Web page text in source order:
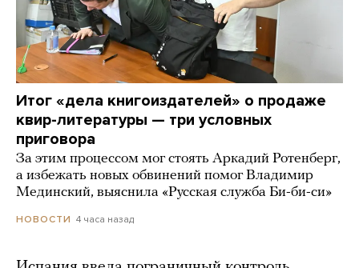
Итог «дела книгоиздателей» о продаже
квир-литературы — три условных
приговора
За этим процессом мог стоять Аркадий Ротенберг,
а избежать новых обвинений помог Владимир
Мединский, выяснила «Русская служба Би-би-си»
НОВОСТИ 4 часа назад